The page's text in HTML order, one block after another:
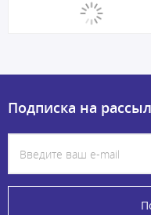
Подписка на